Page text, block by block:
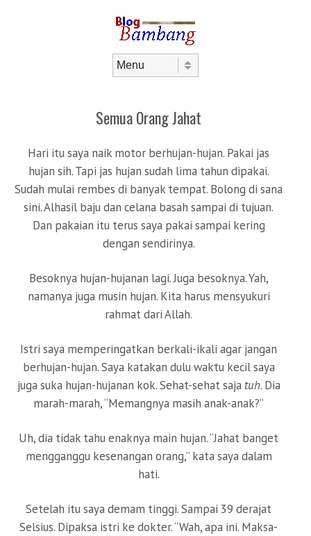
Semua Orang Jahat
Hari itu saya naik motor berhujan-hujan. Pakai jas
hujan sih. Tapi jas hujan sudah lima tahun dipakai.
Sudah mulai rembes di banyak tempat. Bolong di sana
sini. Alhasil baju dan celana basah sampai di tujuan.
Dan pakaian itu terus saya pakai sampai kering
dengan sendirinya.
Besoknya hujan-hujanan lagi. Juga besoknya. Yah,
namanya juga musin hujan. Kita harus mensyukuri
rahmat dari Allah.
Istri saya memperingatkan berkali-ikali agar jangan
berhujan-hujan. Saya katakan dulu waktu kecil saya
juga suka hujan-hujanan kok. Sehat-sehat saja tuh. Dia
marah-marah, “Memangnya masih anak-anak?”
Uh, dia tidak tahu enaknya main hujan. “Jahat banget
mengganggu kesenangan orang,” kata saya dalam
hati.
Setelah itu saya demam tinggi. Sampai 39 derajat
Selsius. Dipaksa istri ke dokter. “Wah, apa ini. Maksa-